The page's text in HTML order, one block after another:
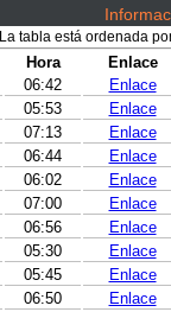
La tabla está ordenada
Hora Enlace
06:42 Enlace
05:53 Enlace
07:13 Enlace
06:44 Enlace
06:02 Enlace
07:00 Enlace
06:56 Enlace
05:30 Enlace
05:45 Enlace
06:50 Enlace